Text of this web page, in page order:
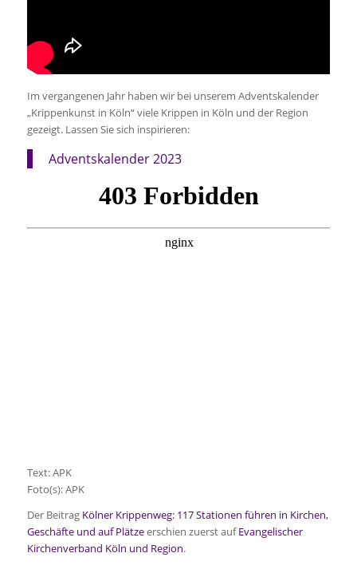
Im vergangenen Jahr haben wir bei unserem Adventskalender
„Krippenkunst in Köln“ viele Krippen in Köln und der Region
gezeigt. Lassen Sie sich inspirieren:
Adventskalender 2023
Text: APK
Foto(s): APK
Der Beitrag Kölner Krippenweg: 117 Stationen führen in Kirchen,
Geschäfte und auf Plätzeerschien zuerst aufEvangelischer
Kirchenverband Köln und Region.